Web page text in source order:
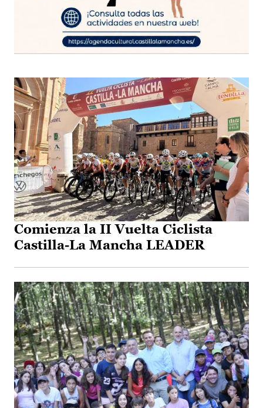
Comienza la II Vuelta Ciclista
Castilla-La Mancha LEADER